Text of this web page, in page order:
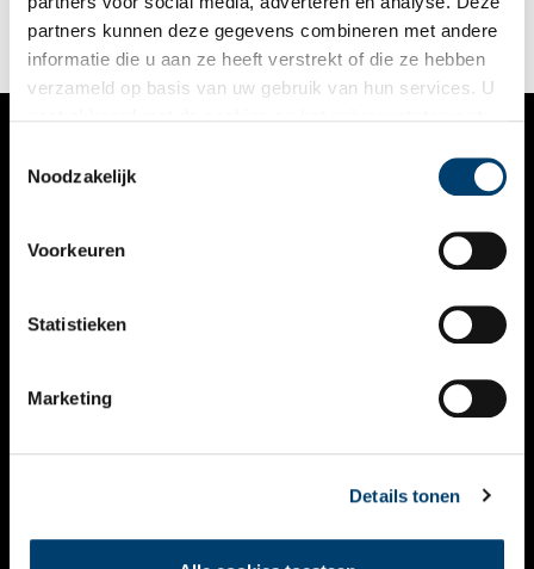
partners kunnen deze gegevens combineren met andere
informatie die u aan ze heeft verstrekt of die ze hebben
verzameld op basis van uw gebruik van hun services. U
Noodzakelijk
Voorkeuren
Statistieken
Marketing
Details tonen
VERHALEN
KALENDER
THEMA’S
VIDEO’S
CONTACT